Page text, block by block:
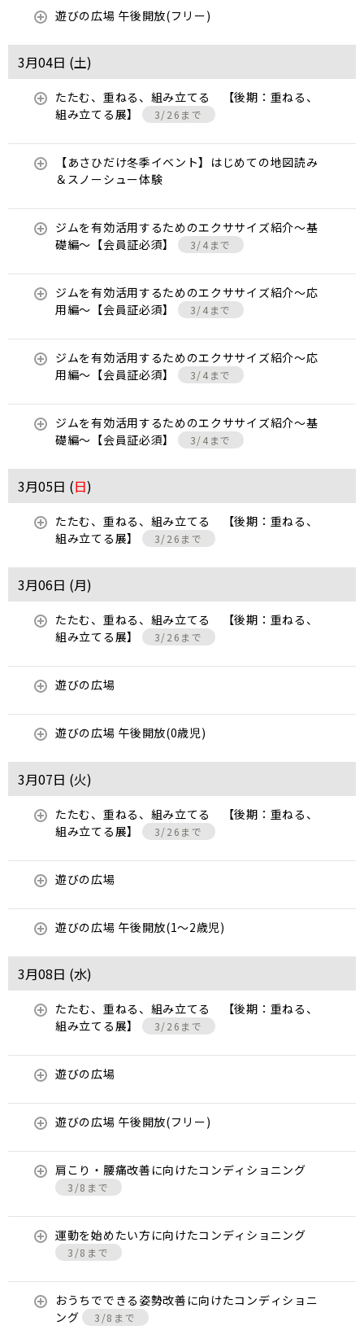
遊びの広場 午後開放(フリー)
3月04日 (土)
たたむ、重ねる、組み立てる 【後期：重ねる、
組み立てる展】
3/26まで
【あさひだけ冬季イベント】はじめての地図読み
＆スノーシュー体験
ジムを有効活用するためのエクササイズ紹介〜基
礎編〜【会員証必須】
3/4まで
ジムを有効活用するためのエクササイズ紹介〜応
用編〜【会員証必須】
3/4まで
ジムを有効活用するためのエクササイズ紹介〜応
用編〜【会員証必須】
3/4まで
ジムを有効活用するためのエクササイズ紹介〜基
礎編〜【会員証必須】
3/4まで
3月05日 (日)
たたむ、重ねる、組み立てる 【後期：重ねる、
組み立てる展】
3/26まで
3月06日 (月)
たたむ、重ねる、組み立てる 【後期：重ねる、
組み立てる展】
3/26まで
遊びの広場
遊びの広場 午後開放(0歳児)
3月07日 (火)
たたむ、重ねる、組み立てる 【後期：重ねる、
組み立てる展】
3/26まで
遊びの広場
遊びの広場 午後開放(1～2歳児)
3月08日 (水)
たたむ、重ねる、組み立てる 【後期：重ねる、
組み立てる展】
3/26まで
遊びの広場
遊びの広場 午後開放(フリー)
肩こり・腰痛改善に向けたコンディショニング
3/8まで
運動を始めたい方に向けたコンディショニング
3/8まで
おうちでできる姿勢改善に向けたコンディショニ
ング
3/8まで